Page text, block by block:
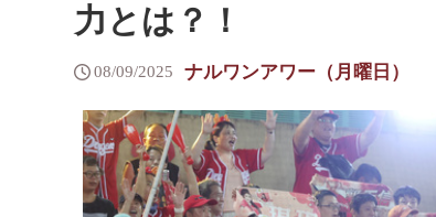
力とは？！
08/09/2025 ナルワンアワー（月曜日）